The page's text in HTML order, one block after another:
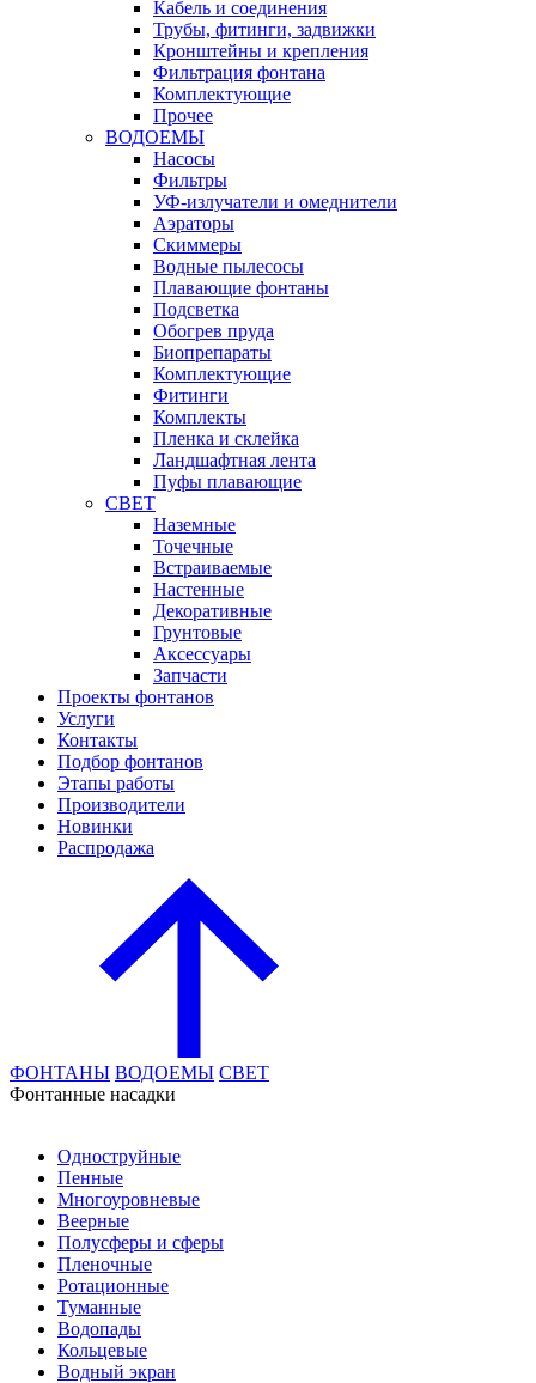
Кабель и соединения
Трубы, фитинги, задвижки
Кронштейны и крепления
Фильтрация фонтана
Комплектующие
Прочее
ВОДОЕМЫ
Насосы
Фильтры
УФ-излучатели и омеднители
Аэраторы
Cкиммеры
Водные пылесосы
Плавающие фонтаны
Подсветка
Обогрев пруда
Биопрепараты
Комплектующие
Фитинги
Комплекты
Пленка и склейка
Ландшафтная лента
Пуфы плавающие
СВЕТ
Наземные
Точечные
Встраиваемые
Настенные
Декоративные
Грунтовые
Аксессуары
Запчасти
Проекты фонтанов
Услуги
Контакты
Подбор фонтанов
Этапы работы
Производители
Новинки
Распродажа
ФОНТАНЫ ВОДОЕМЫ СВЕТ
Фонтанные насадки
Одноструйные
Пенные
Многоуровневые
Веерные
Полусферы и сферы
Пленочные
Ротационные
Туманные
Водопады
Кольцевые
Водный экран